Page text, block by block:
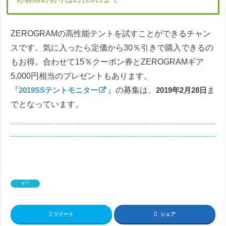
ZEROGRAMの高性能テントを試すことができるチャン
スです。気に入ったら定価から30％引きで購入できるの
もお得。合わせて15％クーポン券とZEROGRAMギア
5,000円相当のプレゼントもあります。
『2019SSテントモニター 』の募集は、 2019年2月28日 ま
でとなっています。
ギア
ツイート シェア